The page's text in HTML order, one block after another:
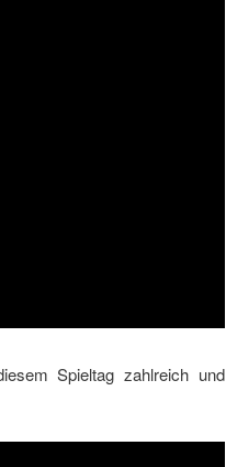
Spieltag zahlreich und